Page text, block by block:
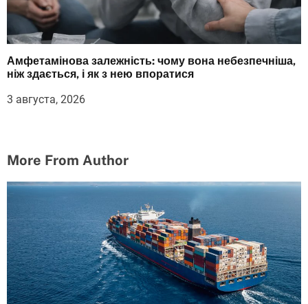
Амфетамінова залежність: чому вона небезпечніша,
ніж здається, і як з нею впоратися
3 августа, 2026
More From Author